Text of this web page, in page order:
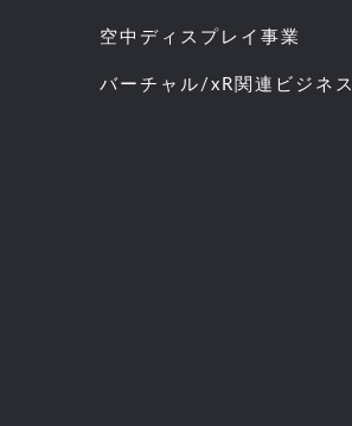
空中ディスプレイ事業
バーチャル/xR関連ビジネス